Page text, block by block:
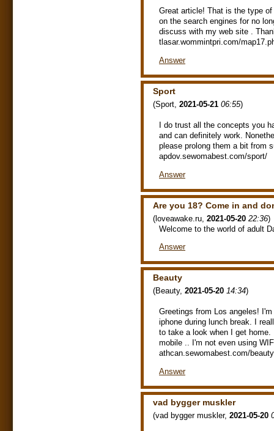
Great article! That is the type
on the search engines for no
discuss with my web site .
tlasar.wommintpri.com/
Answer
Sport
(Sport 2021-05-21 06:55)
I do trust all the concepts you
and can definitely work.
please prolong them a bit from
apdov.sewomabest.com/sport/
Answer
Are you 18? Come in and
(loveawake.ru 2021-05-20 22:36)
Welcome to the world of adult
Answer
Beauty
(Beauty, 2021-05-20 14:34)
Greetings from Los angeles!
iphone during lunch break. I
to take a look when I get
mobile .. I'm not even using
athcan.sewomabest.com/
Answer
vad bygger muskler
(vad bygger muskler, 2021-05-20